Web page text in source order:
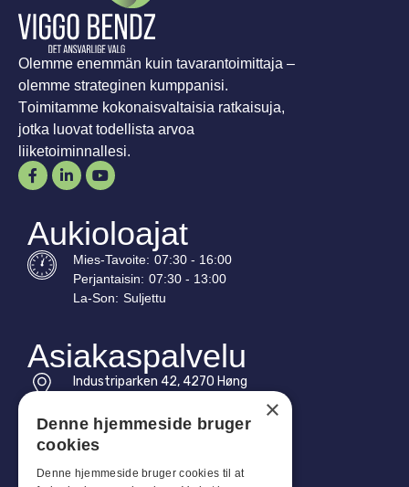
Olemme enemmän kuin tavarantoimittaja –
olemme strateginen kumppanisi.
Toimitamme kokonaisvaltaisia ratkaisuja,
jotka luovat todellista arvoa
liiketoiminnallesi.
Aukioloajat
Mies-Tavoite: 07:30 - 16:00
Perjantaisin: 07:30 - 13:00
La-Son: Suljettu
Asiakaspalvelu
Industriparken 42, 4270 Høng
Puh: +45 4396 4122
Sähköposti: vb@viggobendz.dk
×
Denne hjemmeside bruger
cookies
Denne hjemmeside bruger cookies til at